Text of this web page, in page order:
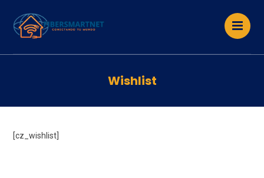
Wishlist
[cz_wishlist]